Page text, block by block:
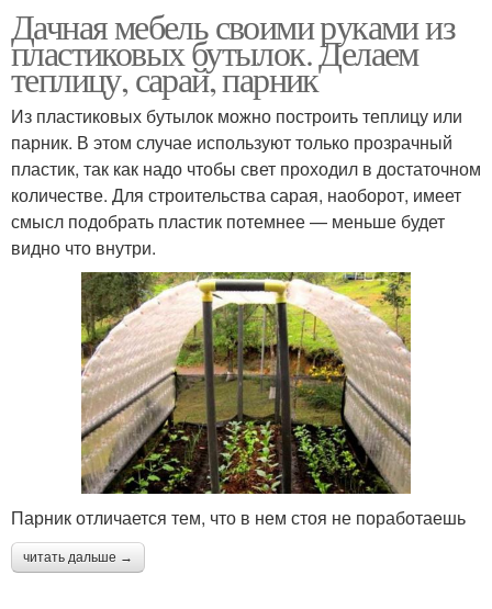
Дачная мебель своими руками из
пластиковых бутылок. Делаем
теплицу, сарай, парник
Из пластиковых бутылок можно построить теплицу или
парник. В этом случае используют только прозрачный
пластик, так как надо чтобы свет проходил в достаточном
количестве. Для строительства сарая, наоборот, имеет
смысл подобрать пластик потемнее — меньше будет
видно что внутри.
Парник отличается тем, что в нем стоя не поработаешь
читать дальше →